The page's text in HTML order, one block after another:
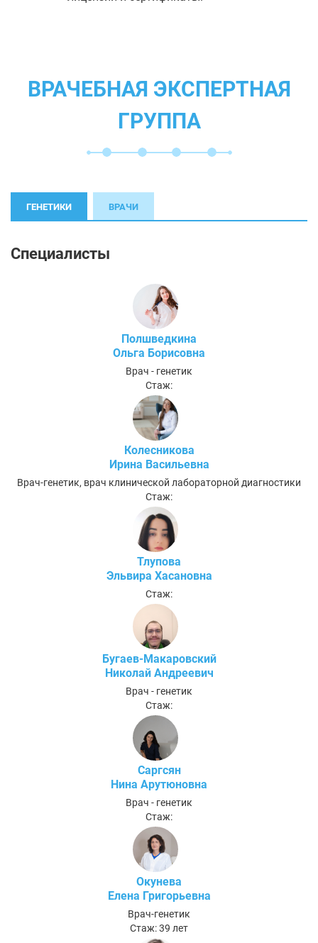
ВРАЧЕБНАЯ ЭКСПЕРТНАЯ
ГРУППА
ГЕНЕТИКИ ВРАЧИ
Специалисты
Полшведкина
Ольга Борисовна
Врач - генетик
Стаж:
Колесникова
Ирина Васильевна
Врач-генетик, врач клинической лабораторной диагностики
Стаж:
Тлупова
Эльвира Хасановна
Стаж:
Бугаев-Макаровский
Николай Андреевич
Врач - генетик
Стаж:
Саргсян
Нина Арутюновна
Врач - генетик
Стаж:
Окунева
Елена Григорьевна
Врач-генетик
Стаж: 39 лет